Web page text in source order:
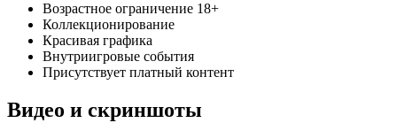
Возрастное ограничение 18+
Коллекционирование
Красивая графика
Внутриигровые события
Присутствует платный контент
Видео и скриншоты